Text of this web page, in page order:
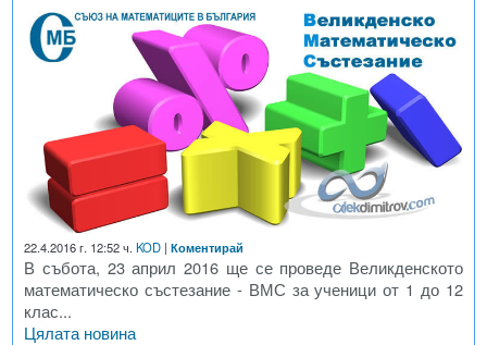
22.4.2016 г. 12:52 ч. KOD | Коментирай
В събота, 23 април 2016 ще се проведе Великденското
математическо състезание - ВМС за ученици от 1 до 12
клас...
Цялата новина